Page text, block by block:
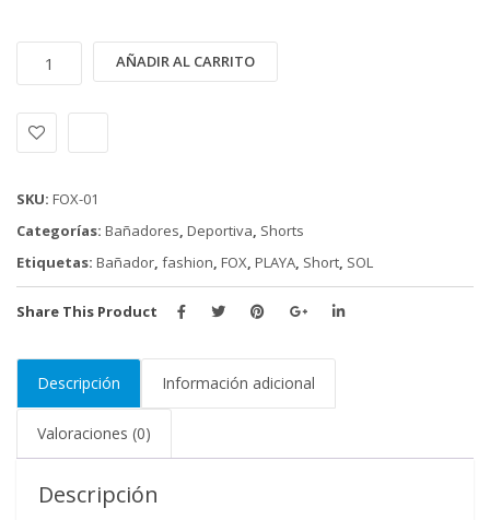
PLAYERO
(FOX-
01)
AÑADIR AL CARRITO
SKU: FOX-01
Categorías: Bañadores, Deportiva, Shorts
Etiquetas: Bañador, fashion, FOX, PLAYA, Short, SOL
Share This Product
Descripción Información adicional
Valoraciones (0)
Descripción